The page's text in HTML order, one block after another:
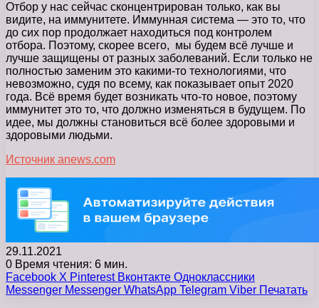
Отбор у нас сейчас сконцентрирован только, как вы
видите, на иммунитете. Иммунная система — это то, что
до сих пор продолжает находиться под контролем
отбора. Поэтому, скорее всего, мы будем всё лучше и
лучше защищены от разных заболеваний. Если только не
полностью заменим это какими-то технологиями, что
невозможно, судя по всему, как показывает опыт 2020
года. Всё время будет возникать что-то новое, поэтому
иммунитет это то, что должно изменяться в будущем. По
идее, мы должны становиться всё более здоровыми и
здоровыми людьми.
Источник anews.com
29.11.2021
0 Время чтения: 6 мин.
Facebook X Pinterest Вконтакте Одноклассники
Messenger Messenger WhatsApp Telegram Viber Печатать